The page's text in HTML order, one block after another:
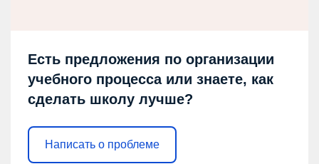
Есть предложения по организации
учебного процесса или знаете, как
сделать школу лучше?
Написать о проблеме